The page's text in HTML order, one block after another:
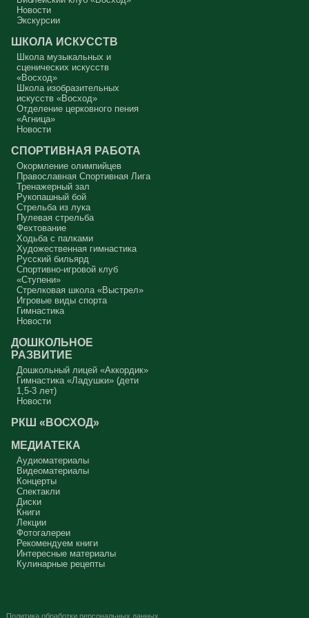
В нас должно быть внимание к тому, что время воздержания – это
дни для приготовления не только к Пасхе, а к Небесному Царству!
Это цель жизни. Я об этом забыл, я туда хочу, но я забыл. И я
сначала увидеть в себе этого урода, а потом начать с ним борьбу.
Аминь.
Протоиерей Андрей Алексеев
Новости
Экскурсии
ШКОЛА ИСКУССТВ
Школа музыкальных и
сценических искусств
«Восход»
Школа изобразительных
искусств «Восход»
Отделение церковного пения
«Агница»
Новости
СПОРТИВНАЯ РАБОТА
Окормление олимпийцев
Православная Спортивная Лига
Тренажерный зал
Рукопашный бой
Стрельба из лука
Пулевая стрельба
Фехтование
Ходьба с палками
Художественная гимнастика
Русский бильярд
Спортивно-игровой клуб
«Ступени»
Стрелковая школа «Выстрел»
Игровые виды спорта
Гимнастика
Новости
ДОШКОЛЬНОЕ
РАЗВИТИЕ
Дошкольный лицей «Аккордик»
Гимнастика «Ладушки» (дети
1,5-3 лет)
Новости
РКШ «ВОСХОД»
МЕДИАТЕКА
Аудиоматериалы
Видеоматериалы
Концерты
Спектакли
Диски
Книги
Лекции
Фотогалереи
Рекомендуем книги
Интересные материалы
Кулинарные рецепты
Политика обработки персональных данных